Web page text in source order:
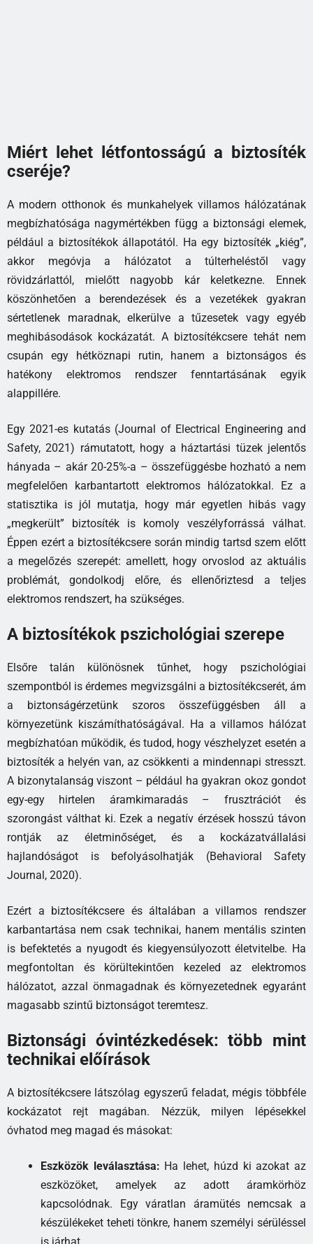
Miért lehet létfontosságú a biztosíték
cseréje?
A modern otthonok és munkahelyek villamos hálózatának
megbízhatósága nagymértékben függ a biztonsági elemek,
például a biztosítékok állapotától. Ha egy biztosíték „kiég”,
akkor megóvja a hálózatot a túlterheléstől vagy
rövidzárlattól, mielőtt nagyobb kár keletkezne. Ennek
köszönhetően a berendezések és a vezetékek gyakran
sértetlenek maradnak, elkerülve a tűzesetek vagy egyéb
meghibásodások kockázatát. A biztosítékcsere tehát nem
csupán egy hétköznapi rutin, hanem a biztonságos és
hatékony elektromos rendszer fenntartásának egyik
alappillére.
Egy 2021-es kutatás (Journal of Electrical Engineering and
Safety, 2021) rámutatott, hogy a háztartási tüzek jelentős
hányada – akár 20-25%-a – összefüggésbe hozható a nem
megfelelően karbantartott elektromos hálózatokkal. Ez a
statisztika is jól mutatja, hogy már egyetlen hibás vagy
„megkerült” biztosíték is komoly veszélyforrássá válhat.
Éppen ezért a biztosítékcsere során mindig tartsd szem előtt
a megelőzés szerepét: amellett, hogy orvoslod az aktuális
problémát, gondolkodj előre, és ellenőriztesd a teljes
elektromos rendszert, ha szükséges.
A biztosítékok pszichológiai szerepe
Elsőre talán különösnek tűnhet, hogy pszichológiai
szempontból is érdemes megvizsgálni a biztosítékcserét, ám
a biztonságérzetünk szoros összefüggésben áll a
környezetünk kiszámíthatóságával. Ha a villamos hálózat
megbízhatóan működik, és tudod, hogy vészhelyzet esetén a
biztosíték a helyén van, az csökkenti a mindennapi stresszt.
A bizonytalanság viszont – például ha gyakran okoz gondot
egy-egy hirtelen áramkimaradás – frusztrációt és
szorongást válthat ki. Ezek a negatív érzések hosszú távon
rontják az életminőséget, és a kockázatvállalási
hajlandóságot is befolyásolhatják (Behavioral Safety
Journal, 2020).
Ezért a biztosítékcsere és általában a villamos rendszer
karbantartása nem csak technikai, hanem mentális szinten
is befektetés a nyugodt és kiegyensúlyozott életvitelbe. Ha
megfontoltan és körültekintően kezeled az elektromos
hálózatot, azzal önmagadnak és környezetednek egyaránt
magasabb szintű biztonságot teremtesz.
Biztonsági óvintézkedések: több mint
technikai előírások
A biztosítékcsere látszólag egyszerű feladat, mégis többféle
kockázatot rejt magában. Nézzük, milyen lépésekkel
óvhatod meg magad és másokat:
Eszközök leválasztása: Ha lehet, húzd ki azokat az
eszközöket, amelyek az adott áramkörhöz
kapcsolódnak. Egy váratlan áramütés nemcsak a
készülékeket teheti tönkre, hanem személyi sérüléssel